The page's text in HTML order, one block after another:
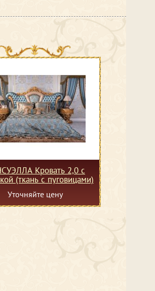
Кровать 2,0 с
(ткань с пуговицами)
Уточняйте цену